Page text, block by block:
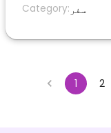
Category: سفر
1 2